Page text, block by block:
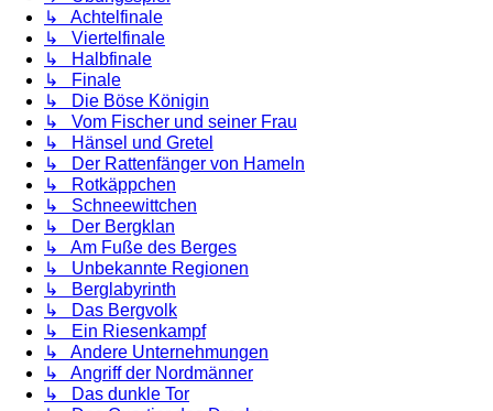
↳ Achtelfinale
↳ Viertelfinale
↳ Halbfinale
↳ Finale
↳ Die Böse Königin
↳ Vom Fischer und seiner Frau
↳ Hänsel und Gretel
↳ Der Rattenfänger von Hameln
↳ Rotkäppchen
↳ Schneewittchen
↳ Der Bergklan
↳ Am Fuße des Berges
↳ Unbekannte Regionen
↳ Berglabyrinth
↳ Das Bergvolk
↳ Ein Riesenkampf
↳ Andere Unternehmungen
↳ Angriff der Nordmänner
↳ Das dunkle Tor